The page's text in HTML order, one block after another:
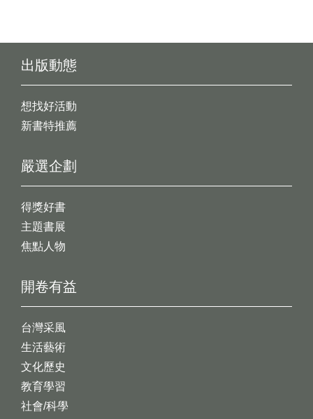
出版動態
想找好活動
新書特推薦
開卷有益
台灣采風
生活藝術
文化歷史
教育學習
社會/科學
嚴選企劃
得獎好書
主題書展
焦點人物